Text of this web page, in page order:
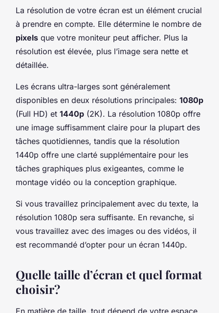
La résolution de votre écran est un élément crucial
à prendre en compte. Elle détermine le nombre de
pixels que votre moniteur peut afficher. Plus la
résolution est élevée, plus l’image sera nette et
détaillée.
Les écrans ultra-larges sont généralement
disponibles en deux résolutions principales: 1080p
(Full HD) et 1440p (2K). La résolution 1080p offre
une image suffisamment claire pour la plupart des
tâches quotidiennes, tandis que la résolution
1440p offre une clarté supplémentaire pour les
tâches graphiques plus exigeantes, comme le
montage vidéo ou la conception graphique.
Si vous travaillez principalement avec du texte, la
résolution 1080p sera suffisante. En revanche, si
vous travaillez avec des images ou des vidéos, il
est recommandé d’opter pour un écran 1440p.
Quelle taille d’écran et quel format
choisir?
En matière de taille, tout dépend de votre espace